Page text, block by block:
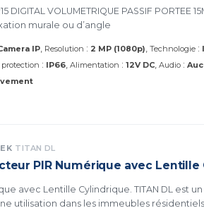
DIGITAL VOLUMETRIQUE PASSIF PORTEE
murale ou d’angle
IP Resolution : 2 MP (1080p) Technologie :
: IP66 Alimentation : 12V DC Audio :
TITAN DL
PIR Numérique avec Lentille
est un détecteur PIR
utilisation dans les immeubles